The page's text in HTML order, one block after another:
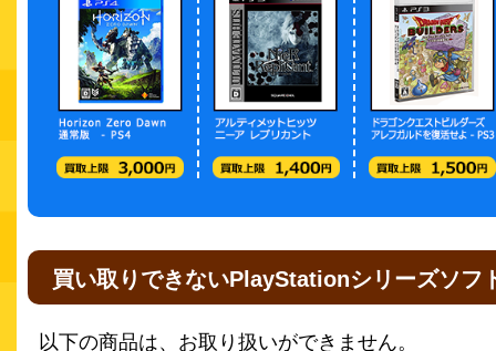
買い取りできないPlayStationシリーズソフ
以下の商品は、お取り扱いができません。